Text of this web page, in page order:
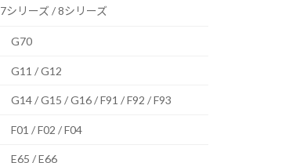
7シリーズ / 8シリーズ
G70
G11 / G12
G14 / G15 / G16 / F91 / F92 / F93
F01 / F02 / F04
E65 / E66